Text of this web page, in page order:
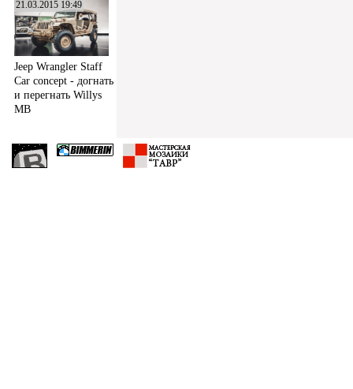
21.03.2015 19:49
Jeep Wrangler Staff
Car concept - догнать
и перегнать Willys
MB